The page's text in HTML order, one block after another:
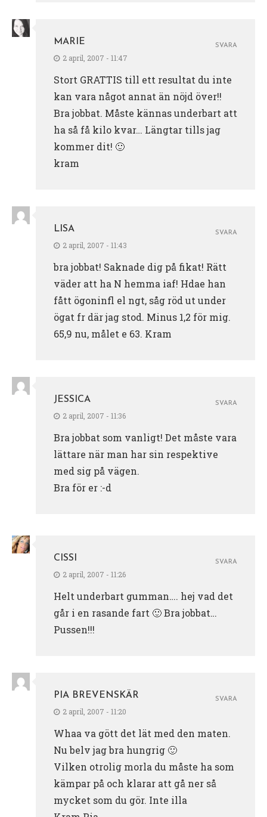
MARIE
2 april, 2007 - 11:47
Stort GRATTIS till ett resultat du inte
kan vara något annat än nöjd över!!
Bra jobbat. Måste kännas underbart att
ha så få kilo kvar… Längtar tills jag
kommer dit! 🙂
kram
SVARA
LISA
2 april, 2007 - 11:43
bra jobbat! Saknade dig på fikat! Rätt
väder att ha N hemma iaf! Hdae han
fått ögoninfl el ngt, såg röd ut under
ögat fr där jag stod. Minus 1,2 för mig.
65,9 nu, målet e 63. Kram
SVARA
JESSICA
2 april, 2007 - 11:36
Bra jobbat som vanligt! Det måste vara
lättare när man har sin respektive
med sig på vägen.
Bra för er :-d
SVARA
CISSI
2 april, 2007 - 11:26
Helt underbart gumman…. hej vad det
går i en rasande fart 🙂 Bra jobbat…
Pussen!!!
SVARA
PIA BREVENSKÄR
2 april, 2007 - 11:20
Whaa va gött det lät med den maten.
Nu belv jag bra hungrig 🙂
Vilken otrolig morla du måste ha som
kämpar på och klarar att gå ner så
mycket som du gör. Inte illa
SVARA